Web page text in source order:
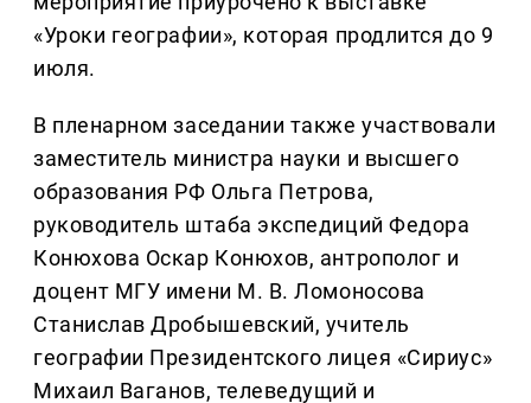
«Уроки географии», которая продлится до 9
июля.
В пленарном заседании также участвовали
заместитель министра науки и высшего
образования РФ Ольга Петрова,
руководитель штаба экспедиций Федора
Конюхова Оскар Конюхов, антрополог и
доцент МГУ имени М. В. Ломоносова
Станислав Дробышевский, учитель
географии Президентского лицея «Сириус»
Михаил Ваганов, телеведущий и